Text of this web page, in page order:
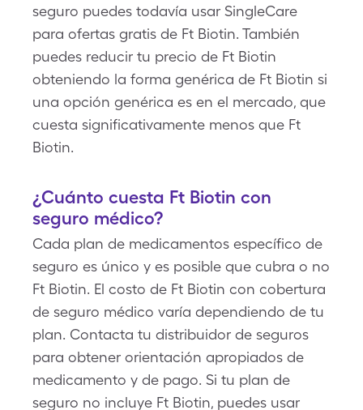
seguro puedes todavía usar SingleCare
para ofertas gratis de Ft Biotin. También
puedes reducir tu precio de Ft Biotin
obteniendo la forma genérica de Ft Biotin si
una opción genérica es en el mercado, que
cuesta significativamente menos que Ft
Biotin.
¿Cuánto cuesta Ft Biotin con
seguro médico?
Cada plan de medicamentos específico de
seguro es único y es posible que cubra o no
Ft Biotin. El costo de Ft Biotin con cobertura
de seguro médico varía dependiendo de tu
plan. Contacta tu distribuidor de seguros
para obtener orientación apropiados de
medicamento y de pago. Si tu plan de
seguro no incluye Ft Biotin, puedes usar